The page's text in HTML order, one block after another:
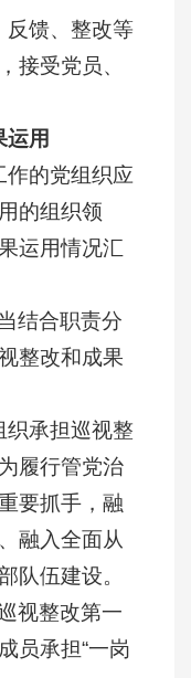
馈、整改等
接受党员、
用
的党组织应
的组织领
运用情况汇
结合职责分
整改和成果
承担巡视整
履行管党治
要抓手，融
融入全面从
队伍建设。
视整改第一
员承担“一岗